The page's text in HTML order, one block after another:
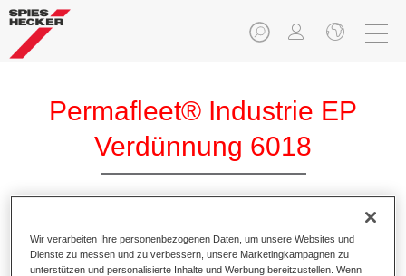
Permafleet® Industrie EP
Verdünnung 6018
Produktmerkmale
Wir verarbeiten Ihre personenbezogenen Daten, um unsere Websites und
Dienste zu messen und zu verbessern, unsere Marketingkampagnen zu
unterstützen und personalisierte Inhalte und Werbung bereitzustellen. Wenn